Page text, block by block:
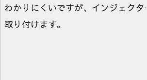
わかりにくいですが、インジェクタ
取り付けます。